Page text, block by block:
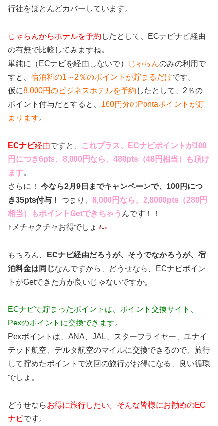
行社をほとんどカバーしています。
じゃらんからホテルを予約 したとして、ECナビナビ経由
の有無で比較してみますね。
単純に（ECナビを経由しないで）
じゃらんのみの利用で
すと、 宿泊料の1～2％のポイントが貯まるだけです。
仮に8,000円のビジネスホテルを予約 したとして、2％の
ポイント付与だとすると、 160円分のPontaポイントが貯
まります。
ECナビ経由ですと、
これプラス、ECナビポイントが100
円につき6pts、8,000円なら、480pts（48円相当）も頂け
ます。
さらに！ 今なら2月9日までキャンペーンで、100円につ
き35pts付与！ つまり、 8,000円なら、2,8000pts（280円
相当）もポイントGetできちゃう んです！！
↑メチャクチャお得でしょ
もちろん、
ECナビ経由だろうが、そうでなかろうが、宿
泊料金は同じなんですから、どうせなら、ECナビポイン
トがGetできた方が良いじゃないですか。
ECナビで貯まったポイントは、ポイント交換サイト、
Pexのポイントに交換できます。
Pexポイントは、ANA、JAL、スターフライヤー、ユナイ
テッド航空、デルタ航空のマイルに交換できるので、旅行
して貯めたポイントで次回の旅行がお得になる、良い循環
でしょ。
どうせならお得に旅行したい。そんな皆様にお勧めのEC
ナビです。